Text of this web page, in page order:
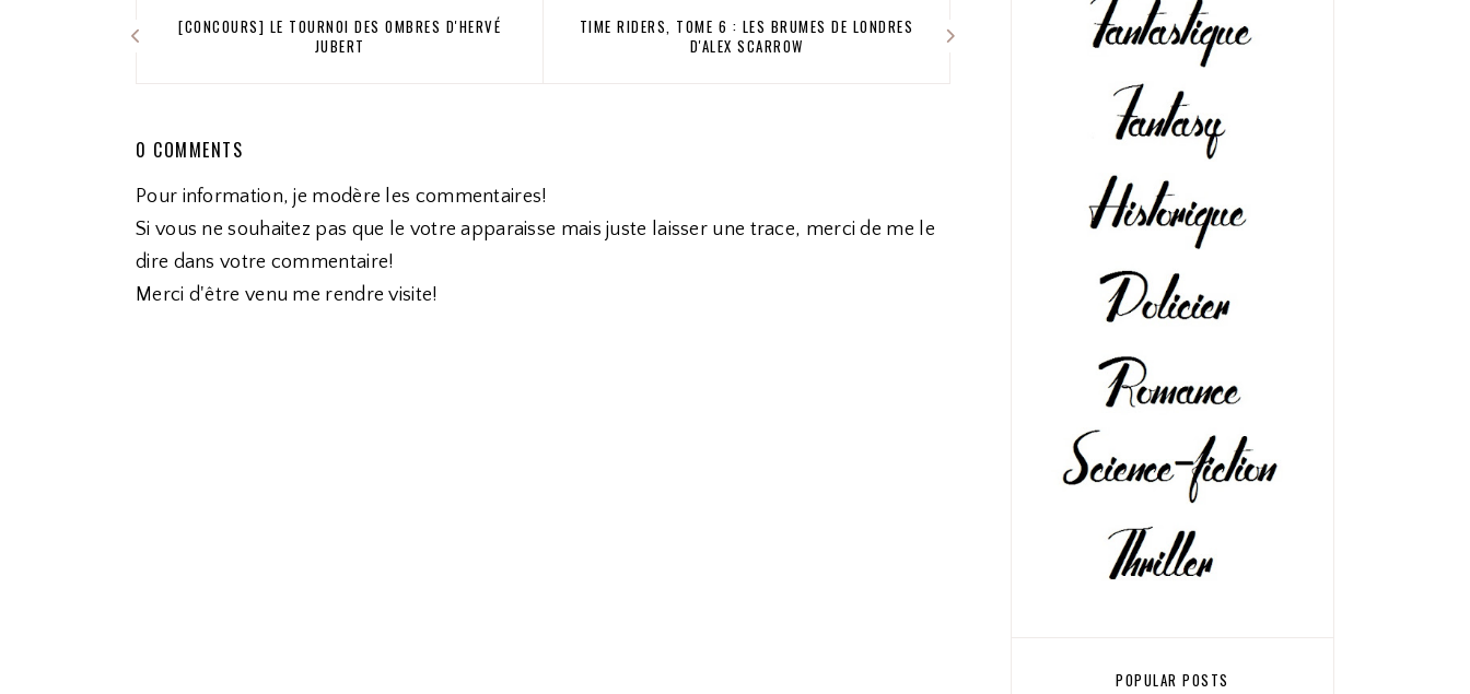
[CONCOURS] LE TOURNOI DES OMBRES D'HERVÉ
JUBERT
TIME RIDERS, TOME 6 : LES BRUMES DE LONDRES
D'ALEX SCARROW
0 COMMENTS
Pour information, je modère les commentaires!
Si vous ne souhaitez pas que le votre apparaisse mais juste laisser une trace, merci de me le
dire dans votre commentaire!
Merci d'être venu me rendre visite!
POPULAR POSTS